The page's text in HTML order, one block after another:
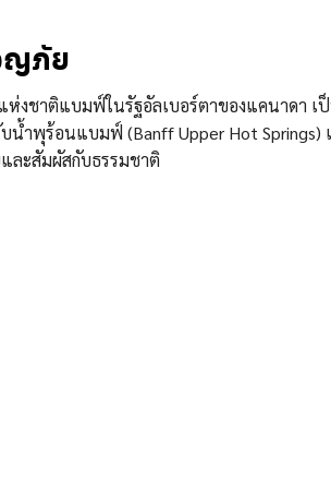
ญภัย
ห่งชาติแบมฟ์ในรัฐอัลเบอร์ตาของแคนาดา เ
น้ำพุร้อนแบมฟ์ (Banff Upper Hot Springs)
ละสัมผัสกับธรรมชาติ